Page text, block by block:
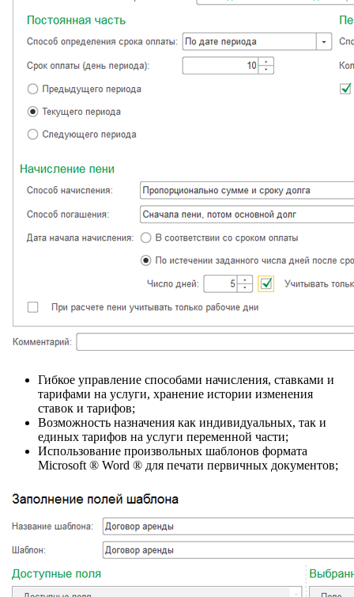
Гибкое управление способами начисления, ставками и
тарифами на услуги, хранение истории изменения
ставок и тарифов;
Возможность назначения как индивидуальных, так и
единых тарифов на услуги переменной части;
Использование произвольных шаблонов формата
Microsoft ® Word ® для печати первичных документов;